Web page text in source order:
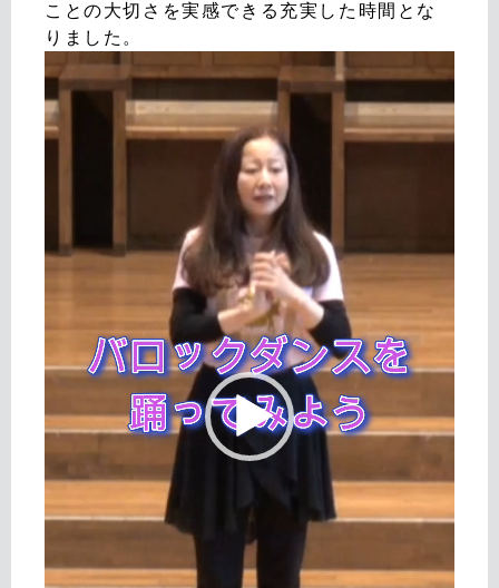
ことの大切さを実感できる充実した時間とな
りました。
画
プ
レ